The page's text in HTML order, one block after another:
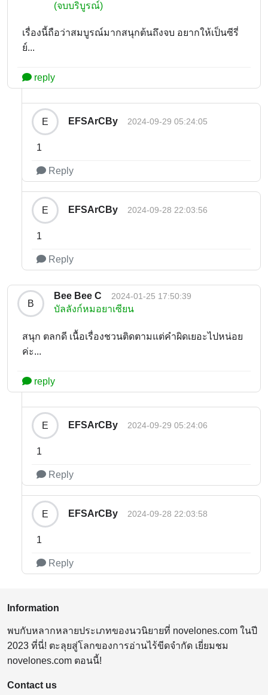
(จบบริบูรณ์)
เรื่องนี้ถือว่าสมบูรณ์มากสนุกต้นถึงจบ อยากให้เป็นซีรี่
ย์...
reply
E EFSArCBy 2024-09-29 05:24:05
1
Reply
E EFSArCBy 2024-09-28 22:03:56
1
Reply
B
Bee Bee C 2024-01-25 17:50:39
บัลลังก์หมอยาเซียน
สนุก ตลกดี เนื้อเรื่องชวนติดตามแต่คำผิดเยอะไปหน่อย
ค่ะ...
reply
E EFSArCBy 2024-09-29 05:24:06
1
Reply
E EFSArCBy 2024-09-28 22:03:58
1
Reply
Information
พบกับหลากหลายประเภทของนวนิยายที่ novelones.com ในปี
2023 ที่นี่! ตะลุยสู่โลกของการอ่านไร้ขีดจำกัด เยี่ยมชม
novelones.com ตอนนี้!
Contact us